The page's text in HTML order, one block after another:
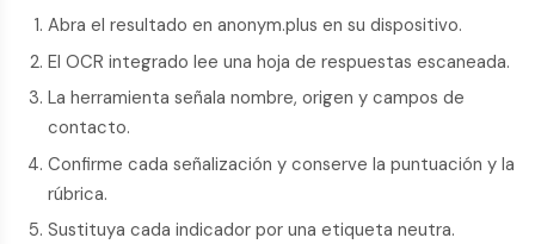
Abra el resultado en anonym.plus en su dispositivo.
El OCR integrado lee una hoja de respuestas escaneada.
La herramienta señala nombre, origen y campos de
contacto.
Confirme cada señalización y conserve la puntuación y la
rúbrica.
Sustituya cada indicador por una etiqueta neutra.